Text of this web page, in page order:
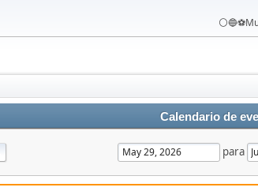
Calendario de
para